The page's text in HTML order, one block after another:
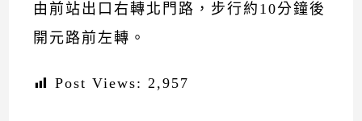
由前站出口右轉北門路，步行約10分鐘後
開元路前左轉。
Post Views: 2,957